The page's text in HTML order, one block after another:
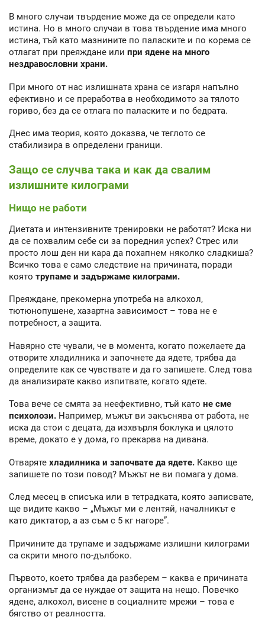
В много случаи твърдение може да се определи като
истина. Но в много случаи в това твърдение има много
истина, тъй като мазнините по паласките и по корема се
отлагат при преяждане или при ядене на много
нездравословни храни.
При много от нас излишната храна се изгаря напълно
ефективно и се преработва в необходимото за тялото
гориво, без да се отлага по паласките и по бедрата.
Днес има теория, която доказва, че теглото се
стабилизира в определени граници.
Защо се случва така и как да свалим
излишните килограми
Нищо не работи
Диетата и интензивните тренировки не работят? Иска ни
да се похвалим себе си за поредния успех? Стрес или
просто лош ден ни кара да похапнем няколко сладкиша?
Всичко това е само следствие на причината, поради
която трупаме и задържаме килограми.
Преяждане, прекомерна употреба на алкохол,
тютюнопушене, хазартна зависимост – това не е
потребност, а защита.
Навярно сте чували, че в момента, когато пожелаете да
отворите хладилника и започнете да ядете, трябва да
определите как се чувствате и да го запишете. След това
да анализирате какво изпитвате, когато ядете.
Това вече се смята за неефективно, тъй като не сме
психолози. Например, мъжът ви закъснява от работа, не
иска да стои с децата, да изхвърля боклука и цялото
време, докато е у дома, го прекарва на дивана.
Отваряте хладилника и започвате да ядете. Какво ще
запишете по този повод? Мъжът не ви помага у дома.
След месец в списъка или в тетрадката, която записвате,
ще видите какво – „Мъжът ми е лентяй, началникът е
като диктатор, а аз съм с 5 кг нагоре”.
Причините да трупаме и задържаме излишни килограми
са скрити много по-дълбоко.
Първото, което трябва да разберем – каква е причината
организмът да се нуждае от защита на нещо. Повечко
ядене, алкохол, висене в социалните мрежи – това е
бягство от реалността.